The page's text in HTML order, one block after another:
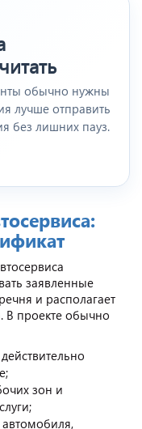
обычно нужны
лучше отправить
без лишних пауз.
заявленные
и располагает
В проекте обычно
зон и